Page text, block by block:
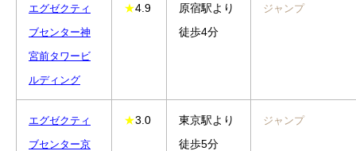
エグゼクティ
ブセンター神
宮前タワービ
ルディング
★4.9
原宿駅より
徒歩4分
ジャンプ
エグゼクティ
ブセンター京
★3.0
東京駅より
徒歩5分
ジャンプ